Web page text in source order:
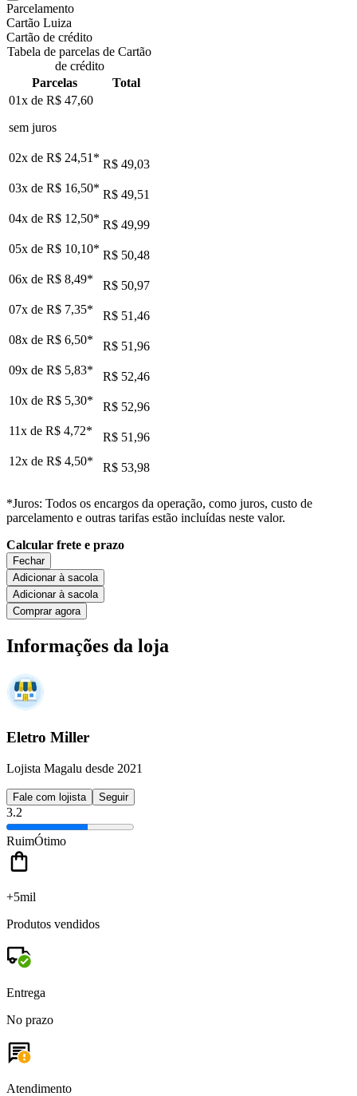
Parcelamento
Cartão Luiza
Cartão de crédito
Tabela de parcelas de Cartão
de crédito
Parcelas
Total
01x de R$ 47,60
sem juros
02x de R$ 24,51 * R$ 49,03
03x de R$ 16,50* R$ 49,51
04x de R$ 12,50* R$ 49,99
05x de R$ 10,10* R$ 50,48
06x de R$ 8,49*
R$ 50,97
07x de R$ 7,35*
R$ 51,46
08x de R$ 6,50*
R$ 51,96
09x de R$ 5,83*
R$ 52,46
10x de R$ 5,30*
R$ 52,96
11x de R$ 4,72*
R$ 51,96
12x de R$ 4,50* R$ 53,98
*Juros: Todos os encargos da operação, como juros, custo de
parcelamento e outras tarifas estão incluídas neste valor.
Calcular frete e prazo
Fechar
Adicionar à sacola
Adicionar à sacola
Comprar agora
Informações da loja
Eletro Miller
Lojista Magalu desde 2021
Fale com lojista Seguir
3.2
RuimÓtimo
+5mil
Produtos vendidos
Entrega
No prazo
Atendimento